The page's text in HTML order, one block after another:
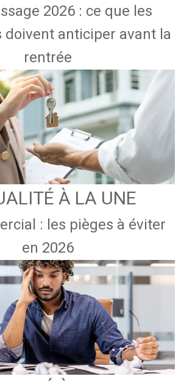
2026 : ce que les
doivent anticiper avant la
rentrée
À LA UNE
: les pièges à éviter
en 2026